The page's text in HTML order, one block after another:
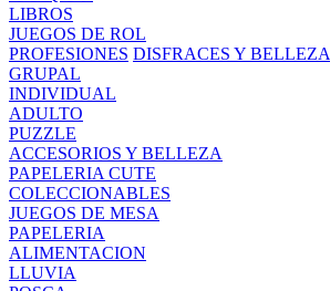
LIBROS
JUEGOS DE ROL
PROFESIONES DISFRACES Y BELLEZA
GRUPAL
INDIVIDUAL
ADULTO
PUZZLE
ACCESORIOS Y BELLEZA
PAPELERIA CUTE
COLECCIONABLES
JUEGOS DE MESA
PAPELERIA
ALIMENTACION
LLUVIA